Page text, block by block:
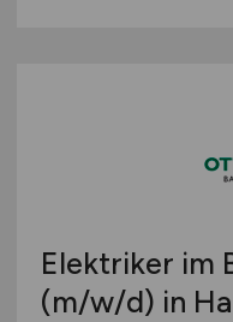
Elektriker im
(m/w/d) in